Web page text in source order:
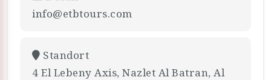
info@etbtours.com
Standort
4 El Lebeny Axis, Nazlet Al Batran, Al